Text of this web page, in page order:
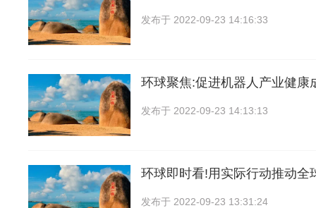
发布于 2022-09-23 14:16:33
环球聚焦:促进机器人产业健康
发布于 2022-09-23 14:13:13
环球即时看!用实际行动推动全
发布于 2022-09-23 13:31:24